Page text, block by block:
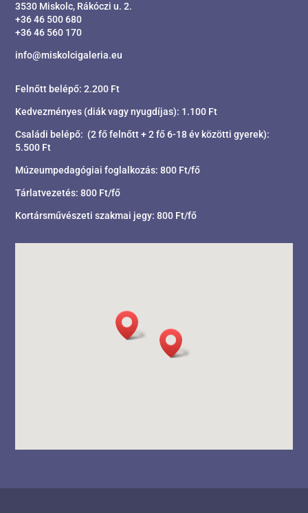
3530 Miskolc, Rákóczi u. 2.
+36 46 500 680
+36 46 560 170
info@miskolcigaleria.eu
Felnőtt belépő: 2.200 Ft
Kedvezményes (diák vagy nyugdíjas): 1.100 Ft
Családi belépő: (2 fő felnőtt + 2 fő 6-18 év közötti gyerek):
5.500 Ft
Múzeumpedagógiai foglalkozás: 800 Ft/fő
Tárlatvezetés: 800 Ft/fő
Kortársművészeti szakmai jegy: 800 Ft/fő